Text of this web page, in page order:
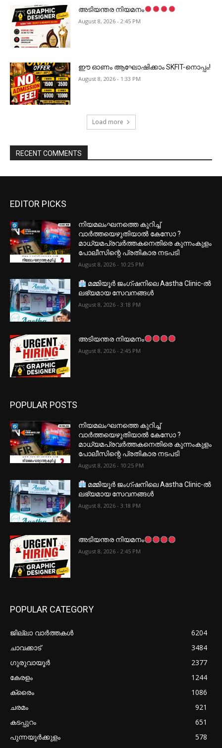
അടിയന്തര നിയമനം
August 8, 2026 - 2:45 PM
ഈ ഓണം ആഘോഷിക്കാം SKFIT-നൊപ്പം!
August 8, 2026 - 1:33 PM
Load more
RECENT COMMENTS
EDITOR PICKS
നിയമലംഘനത്തെ കുറിച്ച്
വാർത്തയെഴുതിയാൽ കേസോ ?
മാധ്യമപ്രവർത്തകനെതിരെ കുന്നംകുളം
പോലീസിന്റെ പ്രതികാര നടപടി
August 8, 2026 - 10:25 PM
മമ്മിയൂർ ജംഗ്ഷനിലെ Aastha Clinic-ൽ
ലഭ്യമായ സേവനങ്ങൾ
August 8, 2026 - 3:18 PM
അടിയന്തര നിയമനം
August 8, 2026 - 2:45 PM
POPULAR POSTS
നിയമലംഘനത്തെ കുറിച്ച്
വാർത്തയെഴുതിയാൽ കേസോ ?
മാധ്യമപ്രവർത്തകനെതിരെ കുന്നംകുളം
പോലീസിന്റെ പ്രതികാര നടപടി
August 8, 2026 - 10:25 PM
മമ്മിയൂർ ജംഗ്ഷനിലെ Aastha Clinic-ൽ
ലഭ്യമായ സേവനങ്ങൾ
August 8, 2026 - 3:18 PM
അടിയന്തര നിയമനം
August 8, 2026 - 2:45 PM
POPULAR CATEGORY
ജില്ലാ വാർത്തകൾ
6204
ചാവക്കാട്
3484
ഗുരുവായൂർ
2377
കേരളം
1244
ക്രൈം
1086
ചരമം
921
കടപ്പുറം
651
പുന്നയൂർക്കുളം
578